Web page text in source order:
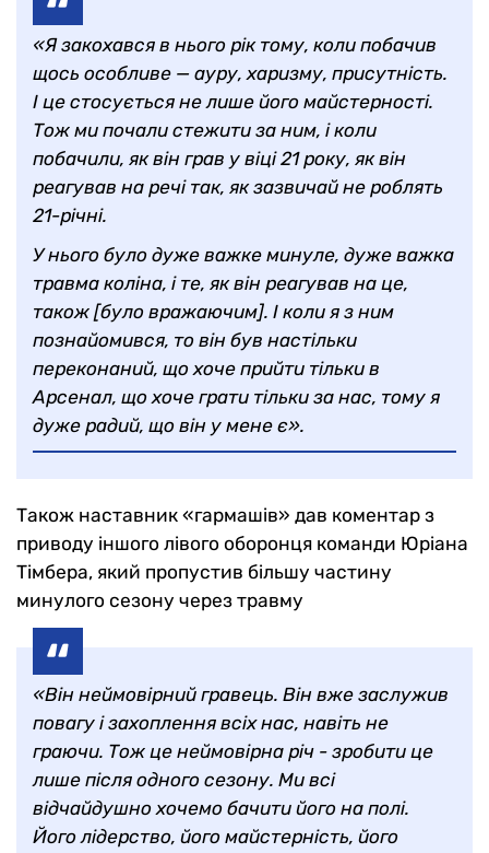
«Я закохався в нього рік тому, коли побачив
щось особливе — ауру, харизму, присутність.
І це стосується не лише його майстерності.
Тож ми почали стежити за ним, і коли
побачили, як він грав у віці 21 року, як він
реагував на речі так, як зазвичай не роблять
21-річні.
У нього було дуже важке минуле, дуже важка
травма коліна, і те, як він реагував на це,
також [було вражаючим]. І коли я з ним
познайомився, то він був настільки
переконаний, що хоче прийти тільки в
Арсенал, що хоче грати тільки за нас, тому я
дуже радий, що він у мене є».
Також наставник «гармашів» дав коментар з
приводу іншого лівого оборонця команди Юріана
Тімбера, який пропустив більшу частину
минулого сезону через травму
«Він неймовірний гравець. Він вже заслужив
повагу і захоплення всіх нас, навіть не
граючи. Тож це неймовірна річ - зробити це
лише після одного сезону. Ми всі
відчайдушно хочемо бачити його на полі.
Його лідерство, його майстерність, його